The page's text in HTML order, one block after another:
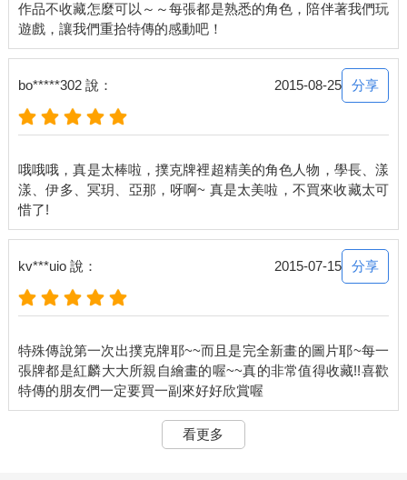
作品不收藏怎麼可以～～每張都是熟悉的角色，陪伴著我們玩
bo*****302 說： 2015-08-25 分享
哦哦哦，真是太棒啦，撲克牌裡超精美的角色人物，學長、漾
漾、伊多、冥玥、亞那，呀啊~ 真是太美啦，不買來收藏太可
kv***uio 說： 2015-07-15 分享
特殊傳說第一次出撲克牌耶~~而且是完全新畫的圖片耶~每一
張牌都是紅麟大大所親自繪畫的喔~~真的非常值得收藏!!喜歡
看更多